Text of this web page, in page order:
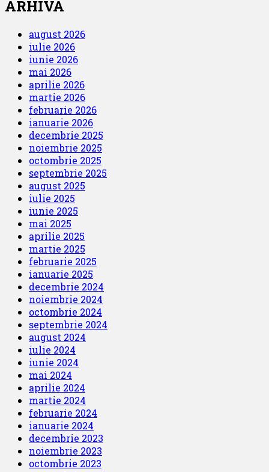
ARHIVA
august 2026
iulie 2026
iunie 2026
mai 2026
aprilie 2026
martie 2026
februarie 2026
ianuarie 2026
decembrie 2025
noiembrie 2025
octombrie 2025
septembrie 2025
august 2025
iulie 2025
iunie 2025
mai 2025
aprilie 2025
martie 2025
februarie 2025
ianuarie 2025
decembrie 2024
noiembrie 2024
octombrie 2024
septembrie 2024
august 2024
iulie 2024
iunie 2024
mai 2024
aprilie 2024
martie 2024
februarie 2024
ianuarie 2024
decembrie 2023
noiembrie 2023
octombrie 2023